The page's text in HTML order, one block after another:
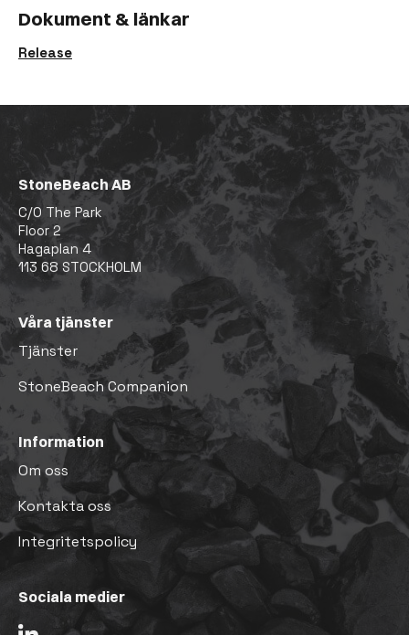
Dokument & länkar
Release
StoneBeach AB
C/O The Park
Floor 2
Hagaplan 4
113 68 STOCKHOLM
Våra tjänster
Tjänster
StoneBeach Companion
Information
Om oss
Kontakta oss
Integritetspolicy
Sociala medier